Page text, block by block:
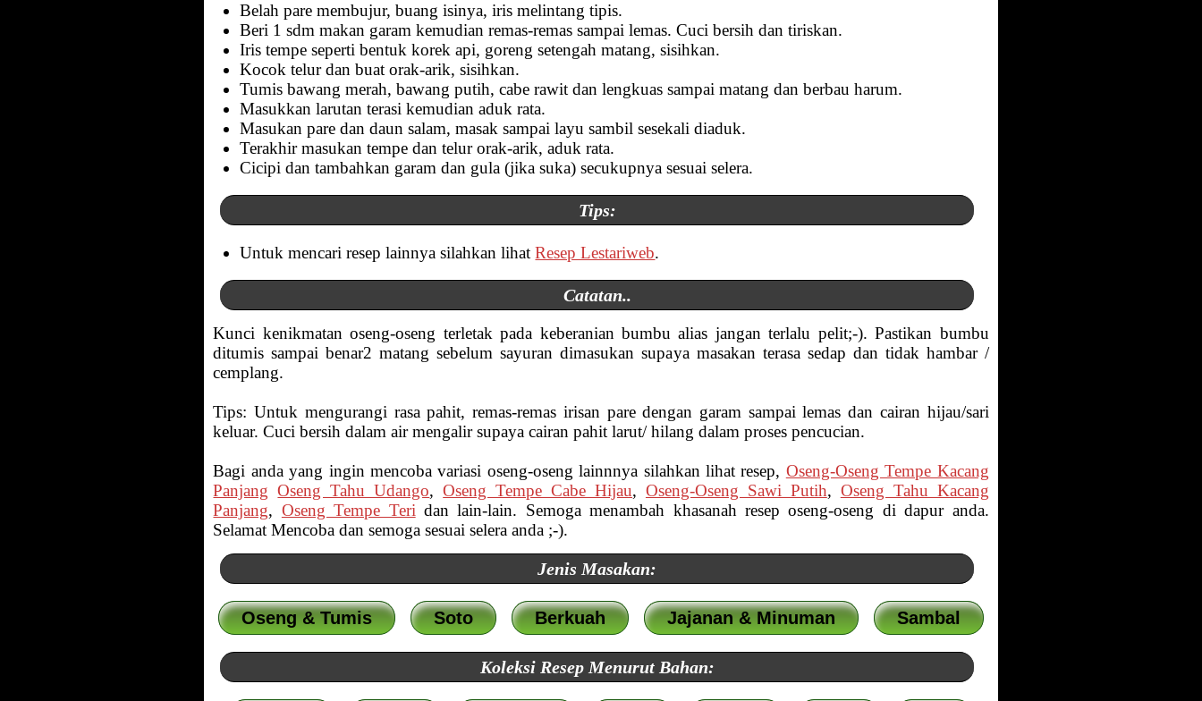
Belah pare membujur, buang isinya, iris melintang tipis.
Beri 1 sdm makan garam kemudian remas-remas sampai lemas. Cuci bersih dan tiriskan.
Iris tempe seperti bentuk korek api, goreng setengah matang, sisihkan.
Kocok telur dan buat orak-arik, sisihkan.
Tumis bawang merah, bawang putih, cabe rawit dan lengkuas sampai matang dan berbau harum.
Masukkan larutan terasi kemudian aduk rata.
Masukan pare dan daun salam, masak sampai layu sambil sesekali diaduk.
Terakhir masukan tempe dan telur orak-arik, aduk rata.
Cicipi dan tambahkan garam dan gula (jika suka) secukupnya sesuai selera.
Tips:
Untuk mencari resep lainnya silahkan lihatResep Lestariweb.
Catatan..
Kunci kenikmatan oseng-oseng terletak pada keberanian bumbu alias jangan terlalu pelit;-). Pastikan bumbu
ditumis sampai benar2 matang sebelum sayuran dimasukan supaya masakan terasa sedap dan tidak hambar /
cemplang.
Tips: Untuk mengurangi rasa pahit, remas-remas irisan pare dengan garam sampai lemas dan cairan hijau/sari
keluar. Cuci bersih dalam air mengalir supaya cairan pahit larut/ hilang dalam proses pencucian.
Bagi anda yang ingin mencoba variasi oseng-oseng lainnnya silahkan lihat resep, Oseng-Oseng Tempe Kacang
Panjang Oseng Tahu Udango,Oseng Tempe Cabe Hijau, Oseng-Oseng Sawi Putih, Oseng Tahu Kacang
Panjang, Oseng Tempe Teri dan lain-lain. Semoga menambah khasanah resep oseng-oseng di dapur anda.
Selamat Mencoba dan semoga sesuai selera anda ;-).
Jenis Masakan:
Oseng & Tumis Soto Berkuah Jajanan & Minuman Sambal
Koleksi Resep Menurut Bahan: